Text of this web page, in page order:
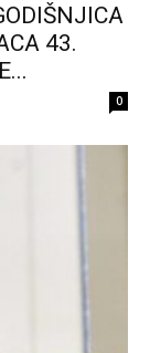
43.
0